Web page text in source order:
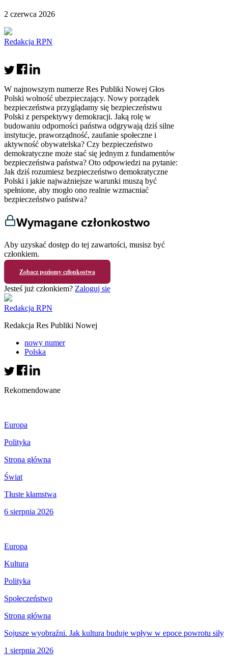
2 czerwca 2026
Redakcja RPN
W najnowszym numerze Res Publiki Nowej Głos
Polski wolność ubezpieczający. Nowy porządek
bezpieczeństwa przyglądamy się bezpieczeństwu
Polski z perspektywy demokracji. Jaką rolę w
budowaniu odporności państwa odgrywają dziś silne
instytucje, praworządność, zaufanie społeczne i
aktywność obywatelska? Czy bezpieczeństwo
demokratyczne może stać się jednym z fundamentów
bezpieczeństwa państwa? Oto odpowiedzi na pytanie:
Jak dziś rozumiesz bezpieczeństwo demokratyczne
Polski i jakie najważniejsze warunki muszą być
spełnione, aby mogło ono realnie wzmacniać
bezpieczeństwo państwa?
Wymagane członkostwo
Aby uzyskać dostęp do tej zawartości, musisz być
członkiem.
Zobacz poziomy członkostwa
Jesteś już członkiem? Zaloguj się
Redakcja RPN
Redakcja Res Publiki Nowej
nowy numer
Polska
Rekomendowane
Europa
Polityka
Strona główna
Świat
Tłuste kłamstwa
6 sierpnia 2026
Europa
Kultura
Polityka
Społeczeństwo
Strona główna
Sojusze wyobraźni. Jak kultura buduje wpływ w epoce powrotu siły
1 sierpnia 2026